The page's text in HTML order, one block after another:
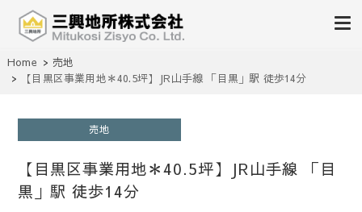
三興地所株式会社
Home
売地
【目黒区事業用地＊40.5坪】JR山手線 「目黒」駅 徒歩14分
売地
【目黒区事業用地＊40.5坪】JR山手線 「目
黒」駅 徒歩14分